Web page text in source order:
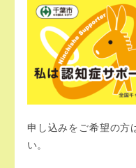
申し込みをご希望の方
い。